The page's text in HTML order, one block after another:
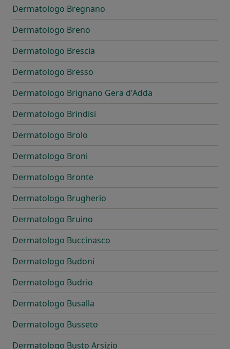
Dermatologo Bregnano
Dermatologo Breno
Dermatologo Brescia
Dermatologo Bresso
Dermatologo Brignano Gera d'Adda
Dermatologo Brindisi
Dermatologo Brolo
Dermatologo Broni
Dermatologo Bronte
Dermatologo Brugherio
Dermatologo Bruino
Dermatologo Buccinasco
Dermatologo Budoni
Dermatologo Budrio
Dermatologo Busalla
Dermatologo Busseto
Dermatologo Busto Arsizio